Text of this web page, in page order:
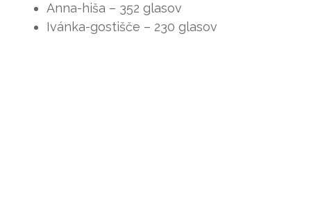
Anna-hiša – 352 glasov
Ivánka-gostišče – 230 glasov